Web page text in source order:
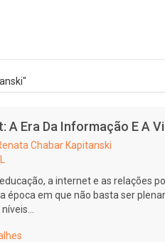
A Era Da Informação E A
Chabar Kapitanski
a internet e as relações
época em que não basta ser